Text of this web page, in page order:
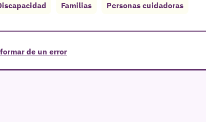
Familias Personas cuidadoras
de un error